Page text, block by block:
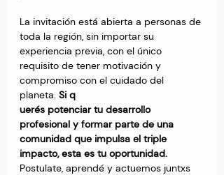
La invitación está abierta a personas de
toda la región, sin importar su
experiencia previa, con el único
requisito de tener motivación y
compromiso con el cuidado del
planeta. Si q
uerés potenciar tu desarrollo
profesional y formar parte de una
comunidad que impulsa el triple
impacto, esta es tu oportunidad.
Postulate, aprendé y actuemos juntxs